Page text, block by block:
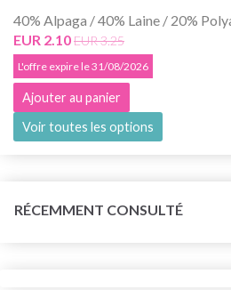
40% Alpaga / 40% Laine / 20%
EUR 2.10EUR 3.25
L'offre expire le 31/08/2026
Ajouter au panier
Voir toutes les options
RÉCEMMENT CONSULTÉ